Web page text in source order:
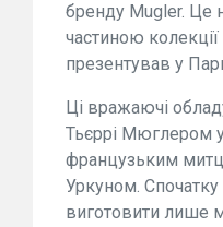
бренду Mugler. Це
частиною
презентував у
Ці вражаючі
Тьєррі Мюглером у
французьким
Уркуном.
виготовити лише